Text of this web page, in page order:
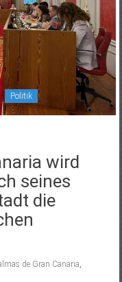
Politik
wird
seines
die
de Gran Canaria